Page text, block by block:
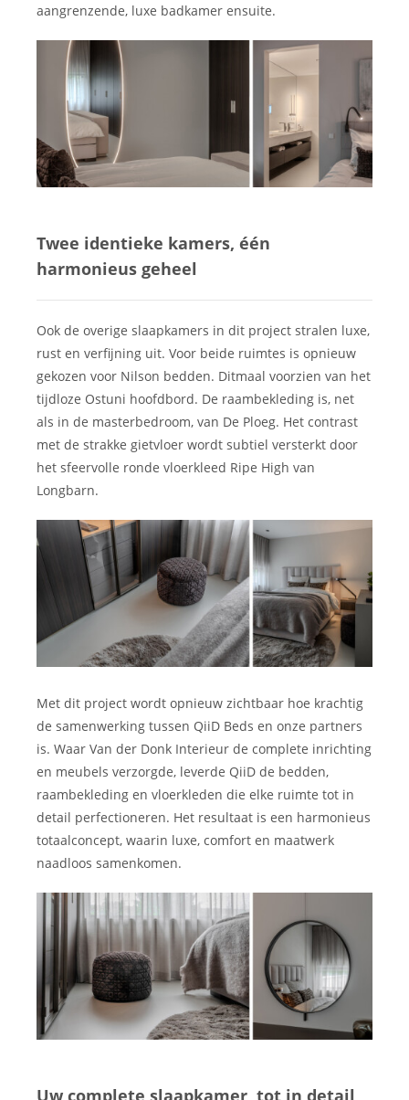
aangrenzende, luxe badkamer ensuite.
Twee identieke kamers, één
harmonieus geheel
Ook de overige slaapkamers in dit project stralen luxe,
rust en verfijning uit. Voor beide ruimtes is opnieuw
gekozen voor Nilson bedden. Ditmaal voorzien van het
tijdloze Ostuni hoofdbord. De raambekleding is, net
als in de masterbedroom, van De Ploeg. Het contrast
met de strakke gietvloer wordt subtiel versterkt door
het sfeervolle ronde vloerkleed Ripe High van
Longbarn.
Met dit project wordt opnieuw zichtbaar hoe krachtig
de samenwerking tussen QiiD Beds en onze partners
is. Waar Van der Donk Interieur de complete inrichting
en meubels verzorgde, leverde QiiD de bedden,
raambekleding en vloerkleden die elke ruimte tot in
detail perfectioneren. Het resultaat is een harmonieus
totaalconcept, waarin luxe, comfort en maatwerk
naadloos samenkomen.